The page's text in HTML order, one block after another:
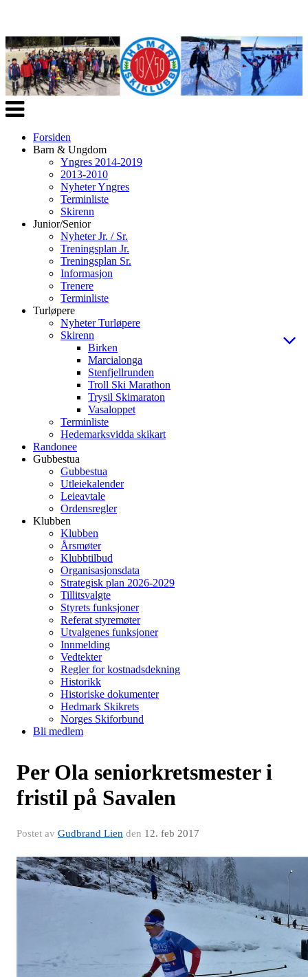
Veksle
navigasjon
Forsiden
Barn & Ungdom
Yngres 2014-2019
2013-2010
Nyheter Yngres
Terminliste
Skirenn
Junior/Senior
Nyheter Jr. / Sr.
Treningsplan Jr.
Treningsplan Sr.
Informasjon
Trenere
Terminliste
Turløpere
Nyheter Turløpere
Skirenn
Birken
Marcialonga
Stenfjellrunden
Troll Ski Marathon
Trysil Skimaraton
Vasaloppet
Terminliste
Hedemarksvidda skikart
Randonee
Gubbestua
Gubbestua
Utleiekalender
Leieavtale
Ordensregler
Klubben
Klubben
Årsmøter
Klubbtilbud
Organisasjonsdata
Strategisk plan 2026-2029
Tillitsvalgte
Styrets funksjoner
Referat styremøter
Utvalgenes funksjoner
Innmelding
Vedtekter
Regler for kostnadsdekning
Historikk
Historiske dokumenter
Hedmark Skikrets
Norges Skiforbund
Bli medlem
Per Ola seniorkretsmester i
fristil på Savalen
Postet av Gudbrand Lien den 12. feb 2017